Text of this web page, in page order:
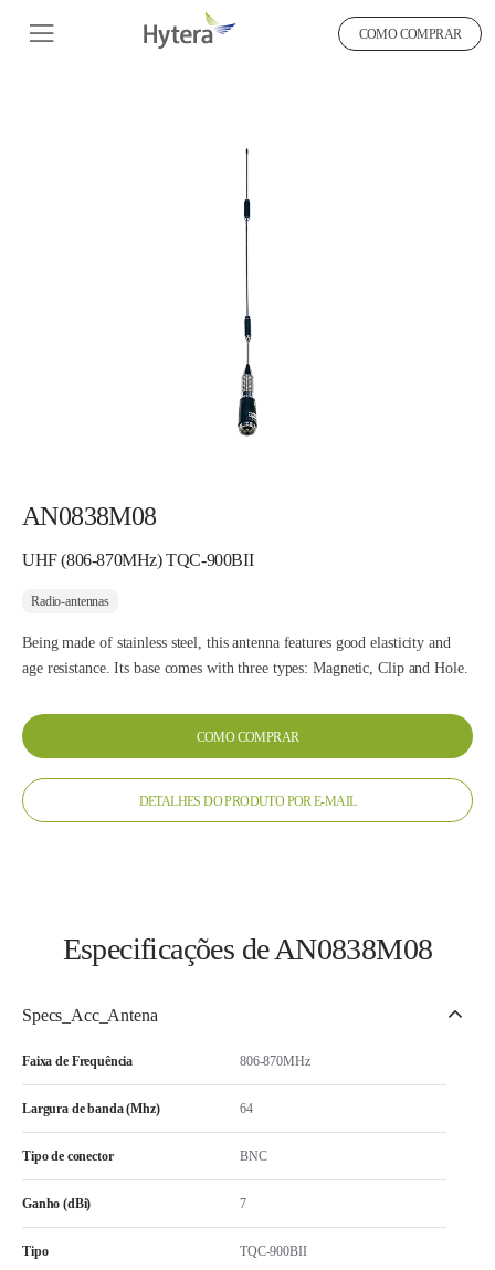
COMO COMPRAR
AN0838M08
UHF (806-870MHz) TQC-900BII
Radio-antennas
Being made of stainless steel, this antenna features good elasticity and
age resistance. Its base comes with three types: Magnetic, Clip and Hole.
COMO COMPRAR
DETALHES DO PRODUTO POR E-MAIL
Especificações de AN0838M08
Specs_Acc_Antena
Faixa de Frequência 806-870MHz
Largura de banda (Mhz) 64
Tipo de conector BNC
Ganho (dBi) 7
Tipo TQC-900BII